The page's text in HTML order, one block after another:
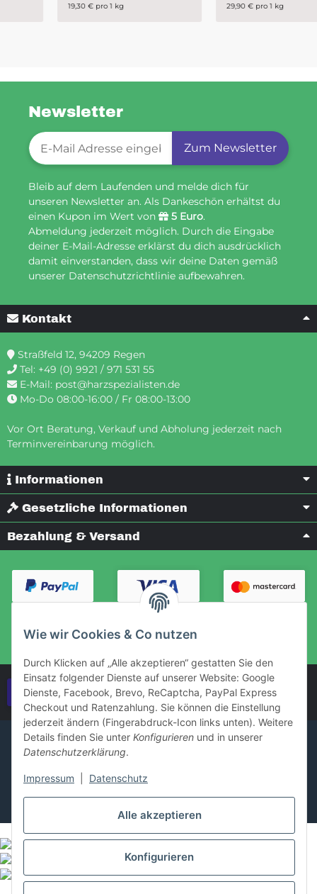
Alle akzeptieren
Konfigurieren
Wie wir Cookies & Co nutzen
Durch Klicken auf „Alle akzeptieren“ gestatten Sie den
Einsatz folgender Dienste auf unserer Website: Google
Dienste, Facebook, Brevo, ReCaptcha, PayPal Express
Checkout und Ratenzahlung. Sie können die Einstellung
jederzeit ändern (Fingerabdruck-Icon links unten). Weitere
Details finden Sie unter Konfigurieren und in unserer
Datenschutzerklärung.
Impressum Datenschutz
19,30 € pro 1 kg 29,90 € pro 1 kg
Newsletter
Newsletter-Registrierung
Zum Newsletter
Bleib auf dem Laufenden und melde dich für
unseren Newsletter an. Als Dankeschön erhältst du
einen Kupon im Wert von
5 Euro.
Abmeldung jederzeit möglich. Durch die Eingabe
deiner E-Mail-Adresse erklärst du dich ausdrücklich
damit einverstanden, dass wir deine Daten gemäß
unserer Datenschutzrichtlinie aufbewahren.
Kontakt
Straßfeld 12, 94209 Regen
Tel: +49 (0) 9921 / 971 531 55
E-Mail: post@harzspezialisten.de
Mo-Do 08:00-16:00 / Fr 08:00-13:00
Vor Ort Beratung, Verkauf und Abholung jederzeit nach
Terminvereinbarung möglich.
Informationen
Gesetzliche Informationen
Bezahlung & Versand
Vertrag widerrufen